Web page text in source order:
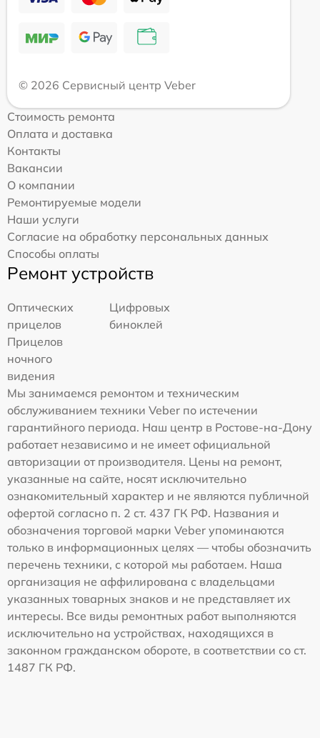
© 2026 Сервисный центр Veber
Стоимость ремонта
Оплата и доставка
Контакты
Вакансии
О компании
Ремонтируемые модели
Наши услуги
Согласие на обработку персональных данных
Способы оплаты
Ремонт устройств
Оптических
прицелов
Цифровых
биноклей
Прицелов
ночного
видения
Мы занимаемся ремонтом и техническим
обслуживанием техники Veber по истечении
гарантийного периода. Наш центр в Ростове-на-Дону
работает независимо и не имеет официальной
авторизации от производителя. Цены на ремонт,
указанные на сайте, носят исключительно
ознакомительный характер и не являются публичной
офертой согласно п. 2 ст. 437 ГК РФ. Названия и
обозначения торговой марки Veber упоминаются
только в информационных целях — чтобы обозначить
перечень техники, с которой мы работаем. Наша
организация не аффилирована с владельцами
указанных товарных знаков и не представляет их
интересы. Все виды ремонтных работ выполняются
исключительно на устройствах, находящихся в
законном гражданском обороте, в соответствии со ст.
1487 ГК РФ.